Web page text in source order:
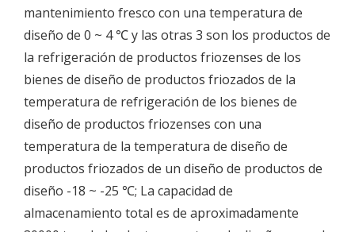
mantenimiento fresco con una temperatura de
diseño de 0 ~ 4 ℃ y las otras 3 son los productos de
la refrigeración de productos friozenses de los
bienes de diseño de productos friozados de la
temperatura de refrigeración de los bienes de
diseño de productos friozenses con una
temperatura de la temperatura de diseño de
productos friozados de un diseño de productos de
diseño -18 ~ -25 ℃; La capacidad de
almacenamiento total es de aproximadamente